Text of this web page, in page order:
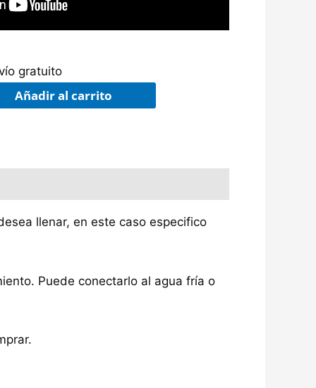
gratuito
Añadir al carrito
llenar, en este caso especifico
Puede conectarlo al agua fría o